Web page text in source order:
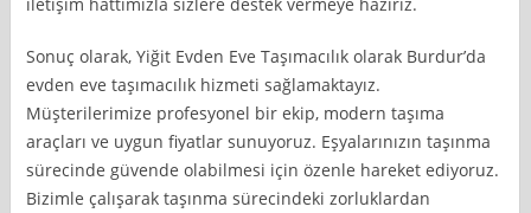
Sonuç olarak, Yiğit Evden Eve Taşımacılık olarak Burdur’da
evden eve taşımacılık hizmeti sağlamaktayız.
Müşterilerimize profesyonel bir ekip, modern taşıma
araçları ve uygun fiyatlar sunuyoruz. Eşyalarınızın taşınma
sürecinde güvende olabilmesi için özenle hareket ediyoruz.
Bizimle çalışarak taşınma sürecindeki zorluklardan